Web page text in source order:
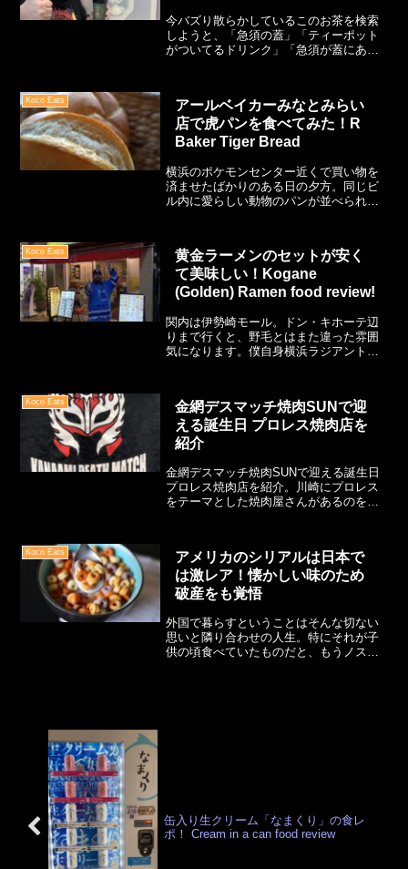
今バズり散らかしているこのお茶を検索
しようと、「急須の蓋」「ティーポット
がついてるドリンク」「急須が蓋にあ
イテムは見た目が可愛く、持ち歩くだけ
で人目を引くのです…！
Koco Eats
アールベイカーみなとみらい
店で虎パンを食べてみた！R
Baker Tiger Bread
横浜のポケモンセンター近くで買い物を
済ませたばかりのある日の夕方。同じビ
ル内に愛らしい動物のパンが並べられて
りのユニークさに一番かわいいと思った
ものを2人でチョイス。
Koco Eats
黄金ラーメンのセットが安く
て美味しい！Kogane
(Golden) Ramen food review!
関内は伊勢崎モール。ドン・キホーテ辺
りまで行くと、野毛とはまた違った雰囲
気になります。僕自身横浜ラジアントホ
あり、満腹になれる場所を発見すること
ができました！
Koco Eats
金網デスマッチ焼肉SUNで迎
える誕生日 プロレス焼肉店を
紹介
金網デスマッチ焼肉SUNで迎える誕生日
プロレス焼肉店を紹介。川崎にプロレス
をテーマとした焼肉屋さんがあるのをご
名前！有名プロレスラーにちなんだ肉で
注文ができる、ファンにはたまらない場
所です。
Koco Eats
アメリカのシリアルは日本で
は激レア！懐かしい味のため
破産をも覚悟
外国で暮らすということはそんな切ない
思いと隣り合わせの人生。特にそれが子
供の頃食べていたものだと、もうノスタ
缶入り生クリーム「なまくり」の食レ
ポ！ Cream in a can food review